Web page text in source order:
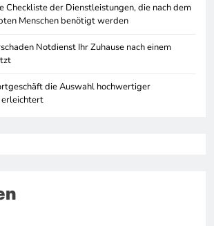
Checkliste der Dienstleistungen, die nach dem
Menschen benötigt werden
Notdienst Ihr Zuhause nach einem
die Auswahl hochwertiger